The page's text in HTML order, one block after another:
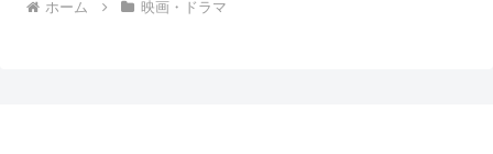
ホーム 映画・ドラマ